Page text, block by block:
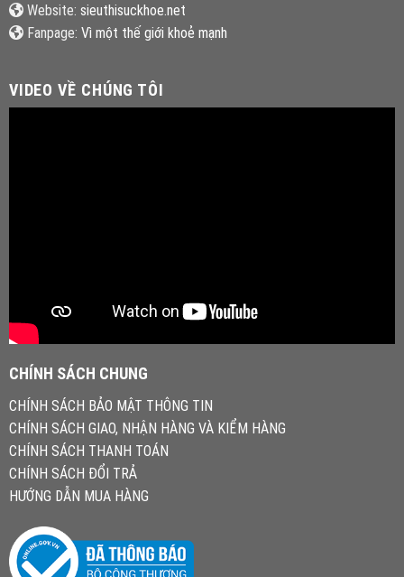
Website: sieuthisuckhoe.net
Fanpage: Vì một thế giới khoẻ mạnh
VIDEO VỀ CHÚNG TÔI
CHÍNH SÁCH CHUNG
CHÍNH SÁCH BẢO MẬT THÔNG TIN
CHÍNH SÁCH GIAO, NHẬN HÀNG VÀ KIỂM HÀNG
CHÍNH SÁCH THANH TOÁN
CHÍNH SÁCH ĐỔI TRẢ
HƯỚNG DẪN MUA HÀNG